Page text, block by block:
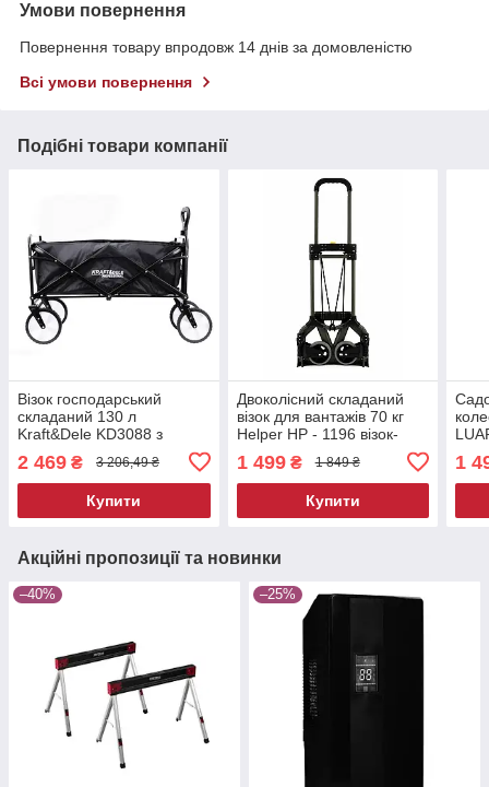
Умови повернення
Повернення товару впродовж 14 днів за домовленістю
Всі умови повернення
Подібні товари компанії
Візок господарський
складаний 130 л
Kraft&Dele KD3088 з
2 469 ₴ 3 206,49 ₴
Купити
Двоколісний складаний
візок для вантажів 70 кг
Helper HP - 1196 візок-
трансформер для складів
1 499₴ 1 849 ₴
Купити
1
Акційні пропозиції та новинки
–40% –25%